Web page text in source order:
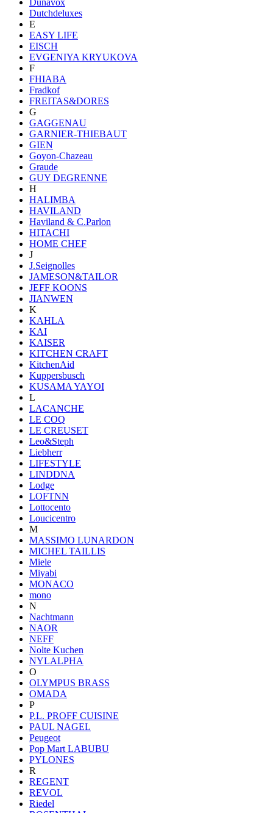
Dutchdeluxes
E
EASY LIFE
EISCH
EVGENIYA KRYUKOVA
F
FHIABA
Fradkof
FREITAS&DORES
G
GAGGENAU
GARNIER-THIEBAUT
GIEN
Goyon-Chazeau
Graude
GUY DEGRENNE
H
HALIMBA
HAVILAND
Haviland & C.Parlon
HITACHI
HOME CHEF
J
J.Seignolles
JAMESON&TAILOR
JEFF KOONS
JIANWEN
K
KAHLA
KAI
KAISER
KITCHEN CRAFT
KitchenAid
Kuppersbusch
KUSAMA YAYOI
L
LACANCHE
LE COQ
LE CREUSET
Leo&Steph
Liebherr
LIFESTYLE
LINDDNA
Lodge
LOFTNN
Lottocento
Loucicentro
M
MASSIMO LUNARDON
MICHEL TAILLIS
Miele
Miyabi
MONACO
mono
N
Nachtmann
NAOR
NEFF
Nolte Kuchen
NYLALPHA
O
OLYMPUS BRASS
OMADA
P
P.L. PROFF CUISINE
PAUL NAGEL
Peugeot
Pop Mart LABUBU
PYLONES
R
REGENT
REVOL
Riedel